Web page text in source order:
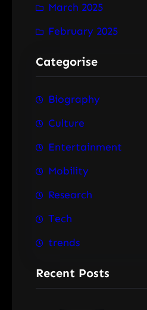
March 2025
February 2025
Categorise
Biography
Culture
Entertainment
Mobility
Research
Tech
trends
Recent Posts